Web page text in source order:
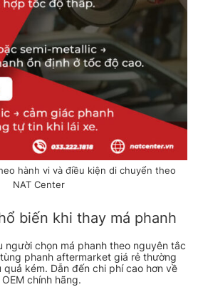
hành vi và điều kiện di chuyển theo
NAT Center
biến khi thay má phanh
người chọn má phanh theo nguyên tắc
phanh aftermarket giá rẻ thường
kém. Dẫn đến chi phí cao hơn về
chính hãng.